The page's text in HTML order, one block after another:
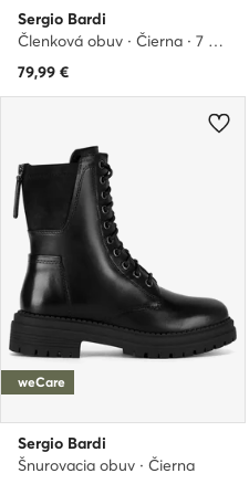
Sergio Bardi
Členková obuv · Čierna · 7 cm
79,99 €
weCare
Sergio Bardi
Šnurovacia obuv · Čierna